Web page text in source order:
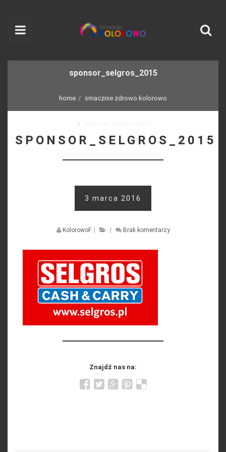
sponsor_selgros_2015
home smacznie zdrowo kolorowo
SPONSOR_SELGROS_2015
3 marca 2016
KolorowoF Brak komentarzy
Znajdź nas na: